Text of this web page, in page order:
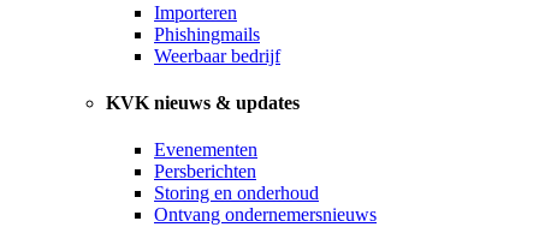
Importeren
Phishingmails
Weerbaar bedrijf
KVK nieuws & updates
Evenementen
Persberichten
Storing en onderhoud
Ontvang ondernemersnieuws